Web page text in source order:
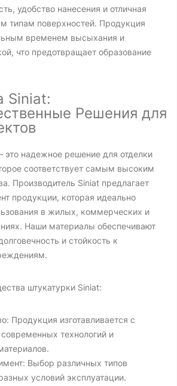
удобство нанесения и отличная
типам поверхностей. Продукция
временем высыхания и
что предотвращает образование
Siniat:
Решения для
это надежное решение для отделки
соответствует самым высоким
Производитель Siniat предлагает
продукции, которая идеально
в жилых, коммерческих и
Наши материалы обеспечивают
и стойкость к
штукатурки Siniat:
Продукция изготавливается с
технологий и
Выбор различных типов
условий эксплуатации.